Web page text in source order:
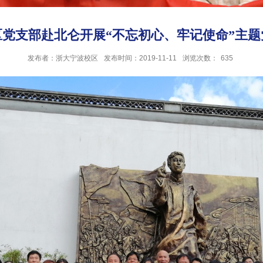
支部赴北仑开展“不忘初心、牢记使命”主
发布者：浙大宁波校区 发布时间：2019-11-11 浏览次数： 635